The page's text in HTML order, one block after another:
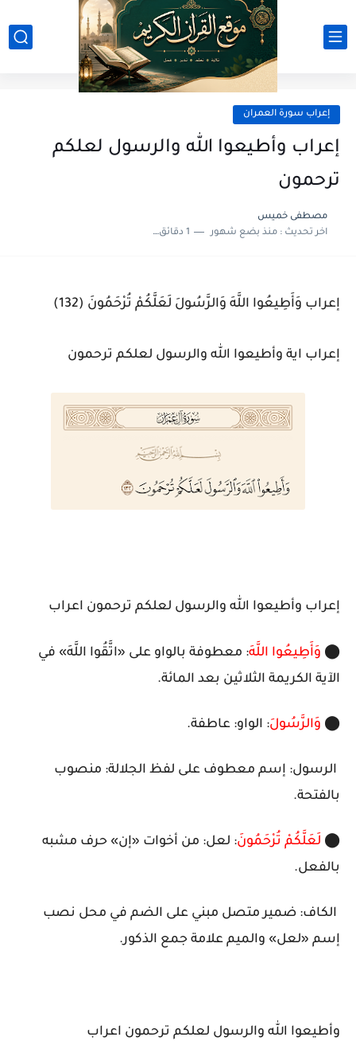
إعراب سورة العمران
إعراب وأطيعوا الله والرسول لعلكم
ترحمون
مصطفى خميس
اخر تحديث :منذ بضع شهور 1 دقائق للقراءة
إعراب وَأَطِيعُوا اللَّهَ وَالرَّسُولَ لَعَلَّكُمْ تُرْحَمُونَ (132)
إعراب اية وأطيعوا الله والرسول لعلكم ترحمون
إعراب وأطيعوا الله والرسول لعلكم ترحمون اعراب
⬤ وَأَطِيعُوا اللَّهَ: معطوفة بالواو على «اتَّقُوا اللَّهَ» في
الآية الكريمة الثلاثين بعد المائة.
⬤ وَالرَّسُولَ: الواو: عاطفة.
الرسول: إسم معطوف على لفظ الجلالة: منصوب
بالفتحة.
⬤ لَعَلَّكُمْ تُرْحَمُونَ: لعل: من أخوات «إن» حرف مشبه
بالفعل.
الكاف: ضمير متصل مبني على الضم في محل نصب
إسم «لعل» والميم علامة جمع الذكور.
وأطيعوا الله والرسول لعلكم ترحمون اعراب